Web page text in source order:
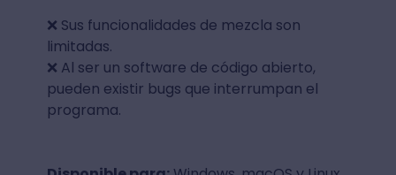
❌ Sus funcionalidades de mezcla son
limitadas.
❌ Al ser un software de código abierto,
pueden existir bugs que interrumpan el
programa.